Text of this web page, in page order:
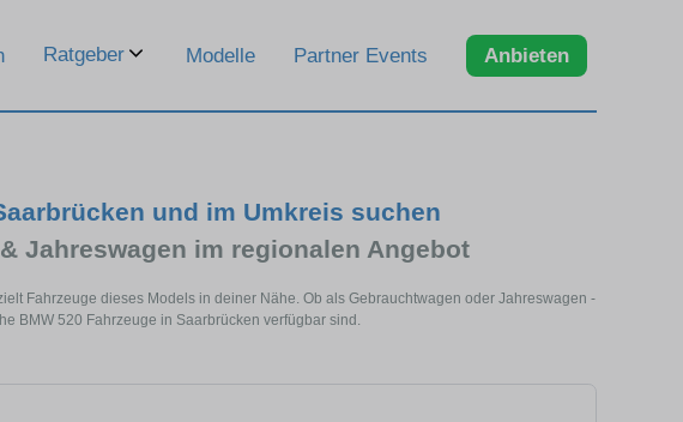
Ratgeber Modelle Partner Events Anbieten
und im Umkreis suchen
Jahreswagen im regionalen Angebot
Fahrzeuge dieses Models in deiner Nähe. Ob als Gebrauchtwagen oder Jahreswagen -
BMW 520 Fahrzeuge in Saarbrücken verfügbar sind.